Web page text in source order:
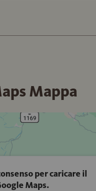
Mappa
per caricare il
Maps.